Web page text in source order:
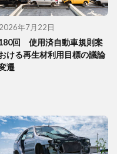
2026年7月22日
回 使用済自動車規則案
ける再生材利用目標の議論
遷